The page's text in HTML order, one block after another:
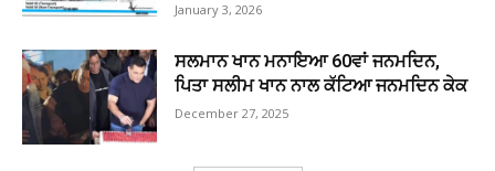
January 3, 2026
ਸਲਮਾਨ ਖਾਨ ਮਨਾਇਆ 60ਵਾਂ ਜਨਮਦਿਨ,
ਪਿਤਾ ਸਲੀਮ ਖਾਨ ਨਾਲ ਕੱਟਿਆ ਜਨਮਦਿਨ ਕੇਕ
December 27, 2025